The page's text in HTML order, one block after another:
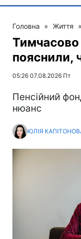
Головна » Життя »
пояснили,
05:26 07.08.2026 Пт
Пенсійний
нюанс
ЮЛІЯ